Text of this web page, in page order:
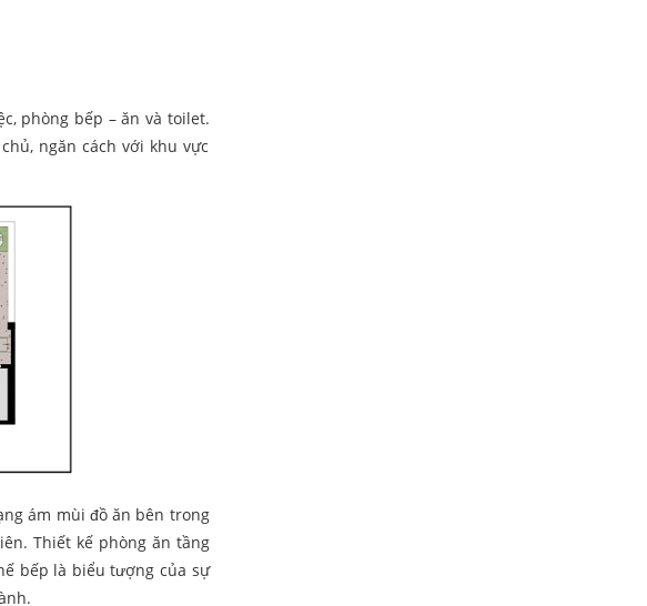
phòng bếp – ăn và toilet.
ngăn cách với khu vực
ám mùi đồ ăn bên trong
Thiết kế phòng ăn tầng
bếp là biểu tượng của sự